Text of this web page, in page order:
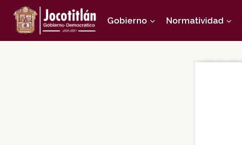
Saltar
Gobierno Normatividad